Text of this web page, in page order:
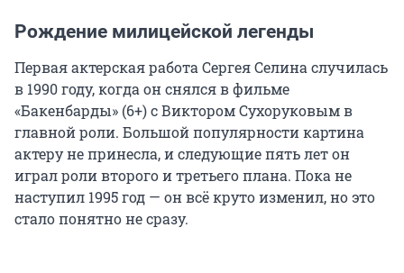
Рождение милицейской легенды
Первая актерская работа Сергея Селина случилась
в 1990 году, когда он снялся в фильме
«Бакенбарды» (6+) с Виктором Сухоруковым в
главной роли. Большой популярности картина
актеру не принесла, и следующие пять лет он
играл роли второго и третьего плана. Пока не
наступил 1995 год — он всё круто изменил, но это
стало понятно не сразу.